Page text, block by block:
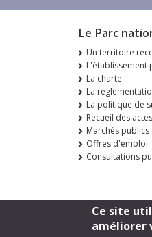
Le Parc
Un territoire
L'établissement
La charte
La
La politique de
Recueil des
Marchés publics
Offres d'emploi
Consultations
Ce site
améliorer